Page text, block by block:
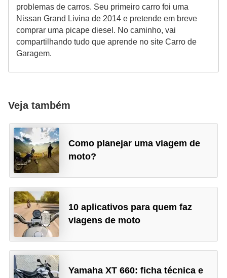
problemas de carros. Seu primeiro carro foi uma
Nissan Grand Livina de 2014 e pretende em breve
comprar uma picape diesel. No caminho, vai
compartilhando tudo que aprende no site Carro de
Garagem.
Veja também
Como planejar uma viagem de
moto?
10 aplicativos para quem faz
viagens de moto
Yamaha XT 660: ficha técnica e